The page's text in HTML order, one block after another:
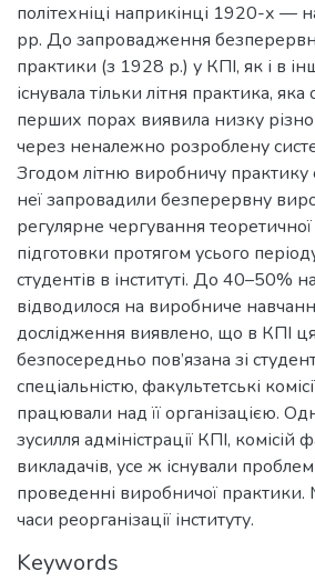
політехніці наприкінці 1920-х —
рр. До запровадження
практики (з 1928 р.) у КПІ, як і в
існувала тільки літня практика,
перших порах виявила низку
через неналежно розроблену
Згодом літню виробничу практику
неї запровадили безперервну
регулярне чергування
підготовки протягом усього
студентів в інституті. До 40–50%
відводилося на виробниче
дослідження виявлено, що в КПІ
безпосередньо пов’язана зі
спеціальністю, факультетські
працювали над її організацією.
зусилля адміністрації КПІ, комісій
викладачів, усе ж існували
проведенні виробничої
часи реорганізації інституту.
Keywords